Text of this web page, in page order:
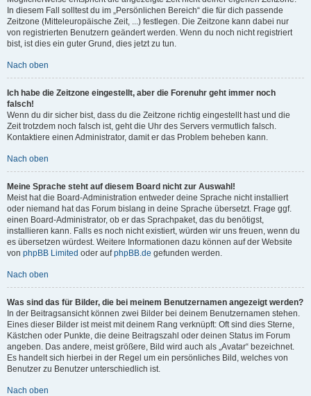
In diesem Fall solltest du im „Persönlichen Bereich“ die für dich passende
Zeitzone (Mitteleuropäische Zeit, ...) festlegen. Die Zeitzone kann dabei nur
von registrierten Benutzern geändert werden. Wenn du noch nicht registriert
bist, ist dies ein guter Grund, dies jetzt zu tun.
Nach oben
Ich habe die Zeitzone eingestellt, aber die Forenuhr geht immer noch
falsch!
Wenn du dir sicher bist, dass du die Zeitzone richtig eingestellt hast und die
Zeit trotzdem noch falsch ist, geht die Uhr des Servers vermutlich falsch.
Kontaktiere einen Administrator, damit er das Problem beheben kann.
Nach oben
Meine Sprache steht auf diesem Board nicht zur Auswahl!
Meist hat die Board-Administration entweder deine Sprache nicht installiert
oder niemand hat das Forum bislang in deine Sprache übersetzt. Frage ggf.
einen Board-Administrator, ob er das Sprachpaket, das du benötigst,
installieren kann. Falls es noch nicht existiert, würden wir uns freuen, wenn du
es übersetzen würdest. Weitere Informationen dazu können auf der Website
von phpBB Limited oder aufphpBB.de gefunden werden.
Nach oben
Was sind das für Bilder, die bei meinem Benutzernamen angezeigt werden?
In der Beitragsansicht können zwei Bilder bei deinem Benutzernamen stehen.
Eines dieser Bilder ist meist mit deinem Rang verknüpft: Oft sind dies Sterne,
Kästchen oder Punkte, die deine Beitragszahl oder deinen Status im Forum
angeben. Das andere, meist größere, Bild wird auch als „Avatar“ bezeichnet.
Es handelt sich hierbei in der Regel um ein persönliches Bild, welches von
Benutzer zu Benutzer unterschiedlich ist.
Nach oben